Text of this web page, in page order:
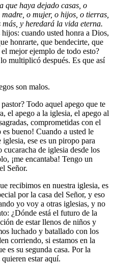
que haya dejado casas, o
o mujer, o hijos, o tierras,
y heredará la vida eterna.
cuando usted honra a Dios,
honrarte, que bendecirte, que
mejor ejemplo de todo esto?
multiplicó después. Es que así
son malos.
Todo aquel apego que te
el apego a la iglesia, el apego al
comprometidas con el
es bueno! Cuando a usted le
ese es un piropo para
de iglesia desde los
¡me encantaba! Tengo un
Señor.
recibimos en nuestra iglesia, es
por la casa del Señor, y eso
yo voy a otras iglesias, y no
¿Dónde está el futuro de la
de estar llenos de niños y
luchado y batallado con los
corriendo, si estamos en la
es su segunda casa. Por la
estar aquí.